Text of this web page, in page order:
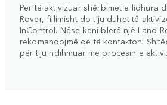
Për të aktivizuar shërbimet e lidhura
Rover, fillimisht do t’ju duhet të
InControl. Nëse keni blerë një Land
rekomandojmë që të kontaktoni
për t’ju ndihmuar me procesin e